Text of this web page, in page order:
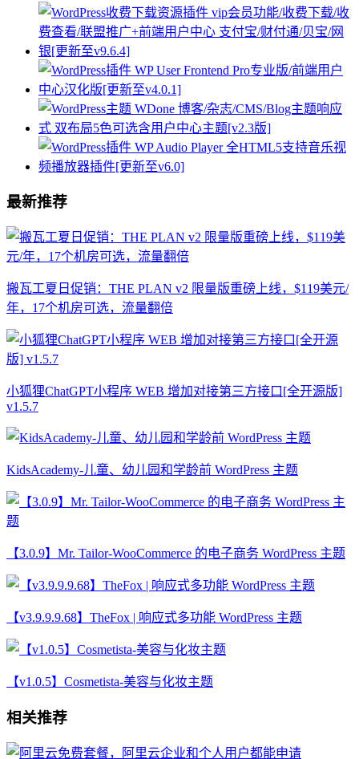
最新推荐
搬瓦工夏日促销：THE PLAN v2 限量版重磅上线，$119美元/
年，17个机房可选，流量翻倍
小狐狸ChatGPT小程序 WEB 增加对接第三方接口[全开源版]
v1.5.7
KidsAcademy-儿童、幼儿园和学龄前 WordPress 主题
【3.0.9】Mr. Tailor-WooCommerce 的电子商务 WordPress 主题
【v3.9.9.9.68】TheFox | 响应式多功能 WordPress 主题
【v1.0.5】Cosmetista-美容与化妆主题
相关推荐